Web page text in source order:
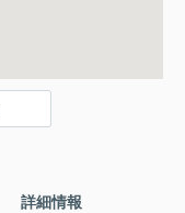
詳細情報